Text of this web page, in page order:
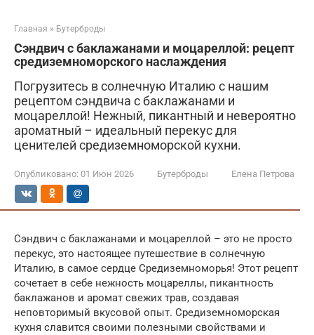
Главная » Бутерброды
Сэндвич с баклажанами и моцареллой: рецепт
средиземноморского наслаждения
Погрузитесь в солнечную Италию с нашим
рецептом сэндвича с баклажанами и
моцареллой! Нежный, пикантный и невероятно
ароматный – идеальный перекус для
ценителей средиземноморской кухни.
Опубликовано: 01 Июн 2026 Бутерброды Елена Петрова
Сэндвич с баклажанами и моцареллой – это не просто
перекус, это настоящее путешествие в солнечную
Италию, в самое сердце Средиземноморья! Этот рецепт
сочетает в себе нежность моцареллы, пикантность
баклажанов и аромат свежих трав, создавая
неповторимый вкусовой опыт. Средиземноморская
кухня славится своими полезными свойствами и